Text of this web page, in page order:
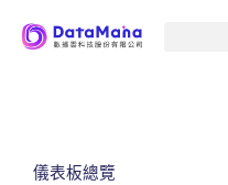
儀表板總覽